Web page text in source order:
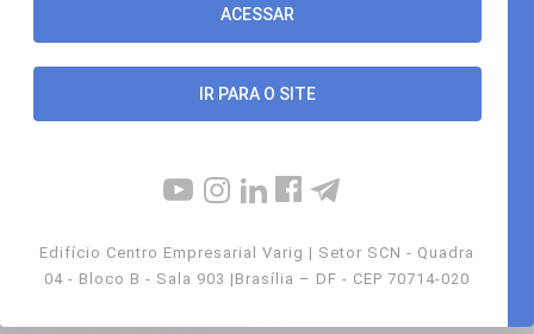
IR PARA O SITE
Edifício Centro Empresarial Varig | Setor SCN - Quadra
04 - Bloco B - Sala 903 |Brasília – DF - CEP 70714-020